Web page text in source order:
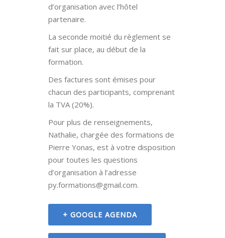
d’organisation avec l’hôtel
partenaire.
La seconde moitié du règlement se
fait sur place, au début de la
formation.
Des factures sont émises pour
chacun des participants, comprenant
la TVA (20%).
Pour plus de renseignements,
Nathalie, chargée des formations de
Pierre Yonas, est à votre disposition
pour toutes les questions
d’organisation à l’adresse
py.formations@gmail.com.
+ GOOGLE AGENDA